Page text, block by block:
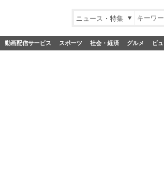
ニュース・特集
動画配信サービス スポーツ 社会・経済 グルメ ビ